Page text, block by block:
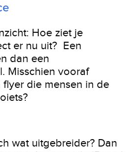
Hoe ziet je
er nu uit? Een
dan een
Misschien vooraf
die mensen in de
wat uitgebreider? Dan